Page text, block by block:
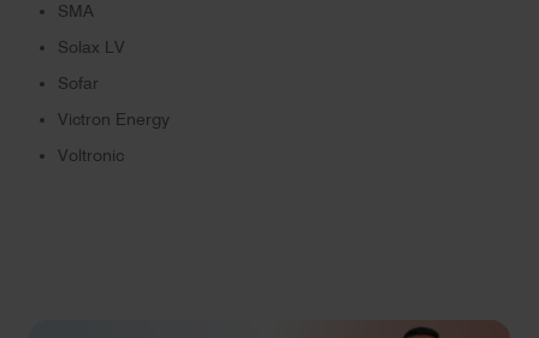
SMA
Solax LV
Sofar
Victron Energy
Voltronic